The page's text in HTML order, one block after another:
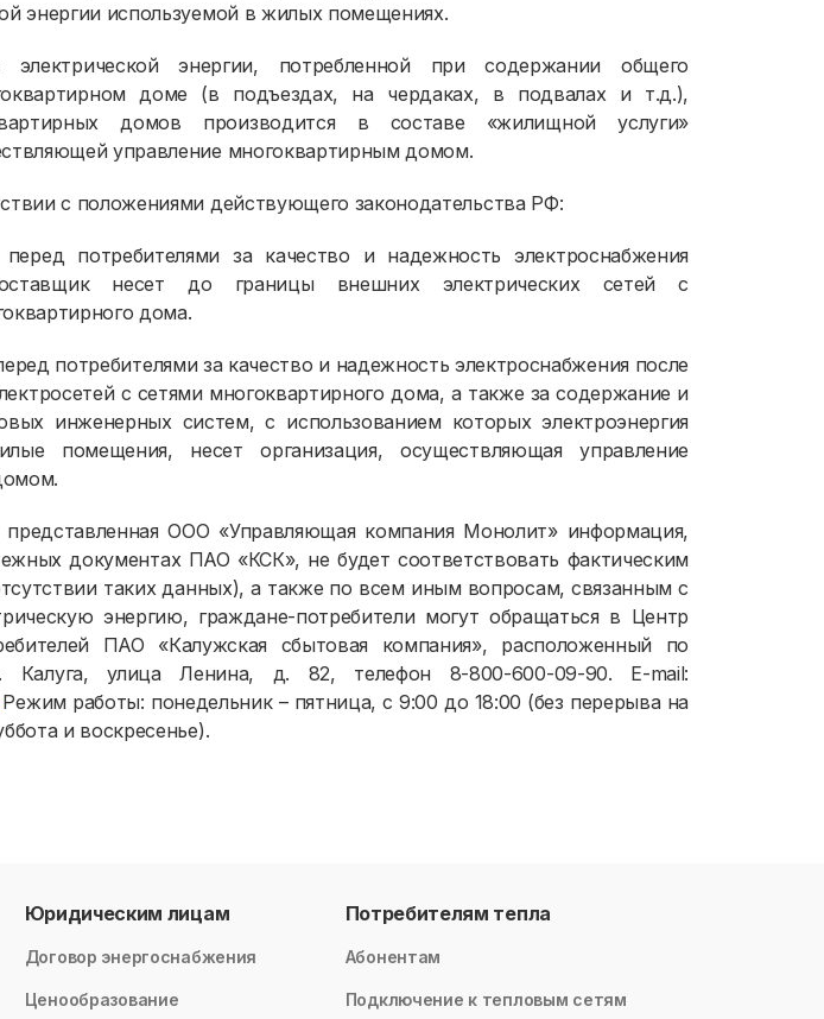
энергии используемой в жилых помещениях.
электрической энергии, потребленной при содержании общего
доме (в подъездах, на чердаках, в подвалах и т.д.),
домов производится в составе «жилищной услуги»
управление многоквартирным домом.
с положениями действующего законодательства РФ:
потребителями за качество и надежность электроснабжения
несет до границы внешних электрических сетей с
дома.
потребителями за качество и надежность электроснабжения после
с сетями многоквартирного дома, а также за содержание и
инженерных систем, с использованием которых электроэнергия
помещения, несет организация, осуществляющая управление
ООО «Управляющая компания Монолит» информация,
документах ПАО «КСК», не будет соответствовать фактическим
таких данных), а также по всем иным вопросам, связанным с
энергию, граждане-потребители могут обращаться в Центр
ПАО «Калужская сбытовая компания», расположенный по
Калуга, улица Ленина, д. 82, телефон 8-800-600-09-90. E-mail:
работы: понедельник – пятница, с 9:00 до 18:00 (без перерыва на
и воскресенье).
Юридическим лицам
Договор энергоснабжения
Ценообразование
Потребителям тепла
Абонентам
Подключение к тепловым сетям